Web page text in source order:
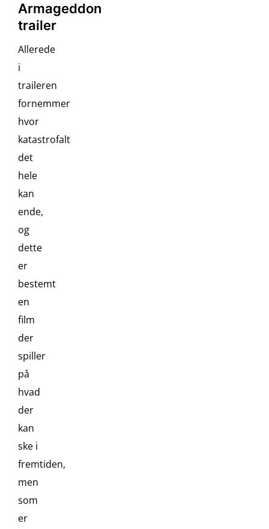
Armageddon
trailer
Allerede
i
traileren
fornemmer
hvor
katastrofalt
det
hele
kan
ende,
og
dette
er
bestemt
en
film
der
spiller
på
hvad
der
kan
ske i
fremtiden,
men
som
er